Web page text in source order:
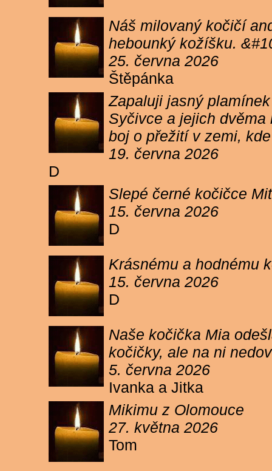
Náš milovaný kočičí
hebounký kožíšku.
25. června 2026
Štěpánka
Zapaluji jasný
Syčivce a jejich
boj o přežití v zemi,
19. června 2026
D
Slepé černé kočičce
15. června 2026
D
Krásnému a hodnému
15. června 2026
D
Naše kočička Mia
kočičky, ale na ni
5. června 2026
Ivanka a Jitka
Mikimu z Olomouce
27. května 2026
Tom